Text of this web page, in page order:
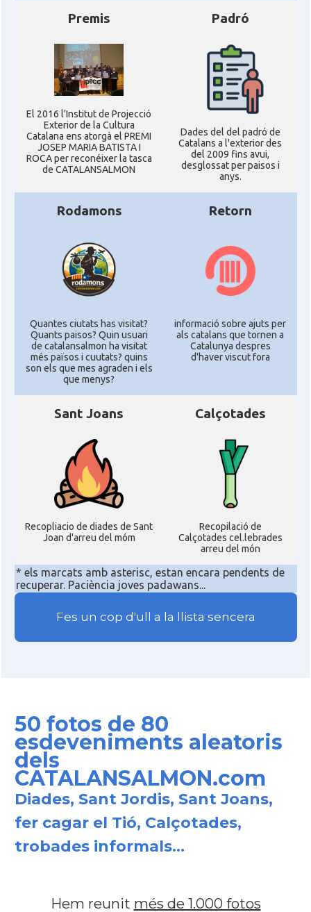
Premis
El 2016 l'Institut de Projecció
Exterior de la Cultura
Catalana ens atorgà el PREMI
JOSEP MARIA BATISTA I
ROCA per reconéixer la tasca
de CATALANSALMON
Padró
Dades del del padró de
Catalans a l'exterior des
del 2009 fins avui,
desglossat per paisos i
anys.
Rodamons
Quantes ciutats has visitat?
Quants paisos? Quin usuari
de catalansalmon ha visitat
més països i cuutats? quins
son els que mes agraden i els
que menys?
Retorn
informació sobre ajuts per
als catalans que tornen a
Catalunya despres
d'haver viscut fora
Sant Joans
Recopliacio de diades de Sant
Joan d'arreu del móm
Calçotades
Recopilació de
Calçotades cel.lebrades
arreu del món
* els marcats amb asterisc, estan encara pendents de
recuperar. Paciència joves padawans...
Fes un cop d'ull a la llista sencera
50 fotos de 80
esdeveniments aleatoris
dels
CATALANSALMON.com
Diades, Sant Jordis, Sant Joans,
fer cagar el Tió, Calçotades,
trobades informals...
Hem reunit més de 1.000 fotos